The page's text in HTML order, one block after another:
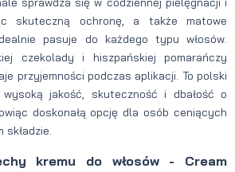
skuteczną ochronę, a także matowe
pasuje do każdego typu włosów.
czekolady i hiszpańskiej pomarańczy
przyjemności podczas aplikacji. To polski
jakość, skuteczność i dbałość o
doskonałą opcję dla osób ceniących
kremu do włosów - Cream